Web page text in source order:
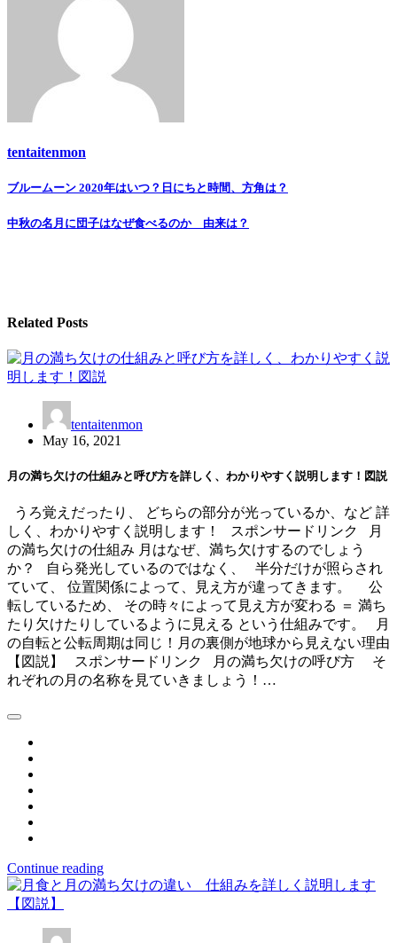
tentaitenmon
Post
navigation
ブルームーン 2020年はいつ？日にちと時間、方角は？
中秋の名月に団子はなぜ食べるのか 由来は？
Related Posts
tentaitenmon
May 16, 2021
月の満ち欠けの仕組みと呼び方を詳しく、わかりやすく説明します！図説
うろ覚えだったり、 どちらの部分が光っているか、など 詳
しく、わかりやすく説明します！ スポンサードリンク 月
の満ち欠けの仕組み 月はなぜ、満ち欠けするのでしょう
か？ 自ら発光しているのではなく、 半分だけが照らされ
ていて、 位置関係によって、見え方が違ってきます。 公
転しているため、 その時々によって見え方が変わる ＝ 満ち
たり欠けたりしているように見える という仕組みです。 月
の自転と公転周期は同じ！月の裏側が地球から見えない理由
【図説】 スポンサードリンク 月の満ち欠けの呼び方 そ
れぞれの月の名称を見ていきましょう！…
Continue reading